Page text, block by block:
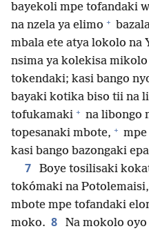
bayekoli mpe tofandaki
na nzela ya elimo +
mbala ete atya lokolo na
nsima ya kolekisa
tokendaki; kasi bango
bayaki kotika biso tii na
tofukamaki + na libongo
topesanaki mbote, +
kasi bango bazongaki
7
Boye tosilisaki
tokómaki na
mbote mpe tofandaki
moko. 8
Na mokolo